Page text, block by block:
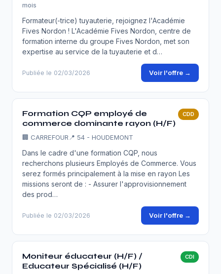
mois
Formateur(-trice) tuyauterie, rejoignez l'Académie
Fives Nordon ! L'Académie Fives Nordon, centre de
formation interne du groupe Fives Nordon, met son
expertise au service de la tuyauterie et d…
Publiée le 02/03/2026 Voir l'offre →
Formation CQP employé de
commerce dominante rayon (H/F)
CDD
🏢 CARREFOUR 📍 54 - HOUDEMONT
Dans le cadre d'une formation CQP, nous
recherchons plusieurs Employés de Commerce. Vous
serez formés principalement à la mise en rayon Les
missions seront de : - Assurer l'approvisionnement
des prod…
Publiée le 02/03/2026 Voir l'offre →
Moniteur éducateur (H/F) /
Educateur Spécialisé (H/F)
CDI